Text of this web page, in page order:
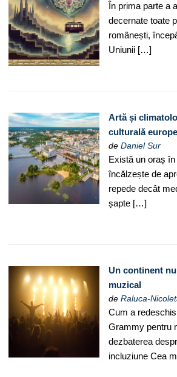
În prima parte a
decernate toate
românești,
Uniunii […]
Artă și
culturală
deDaniel Sur
Există un oraș
încălzește de
repede decât
șapte […]
Un continent
muzical
deRaluca-
Cum a
Grammy pentru
dezbaterea
incluziune Cea